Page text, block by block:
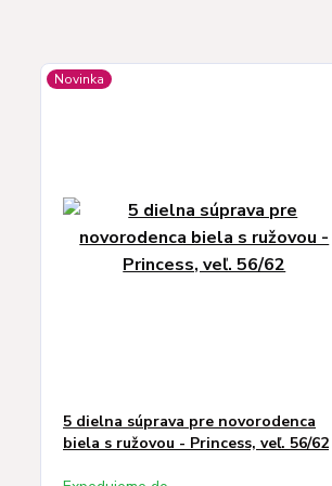
Novinka
5 dielna súprava pre novorodenca
biela s ružovou - Princess, veľ. 56/62